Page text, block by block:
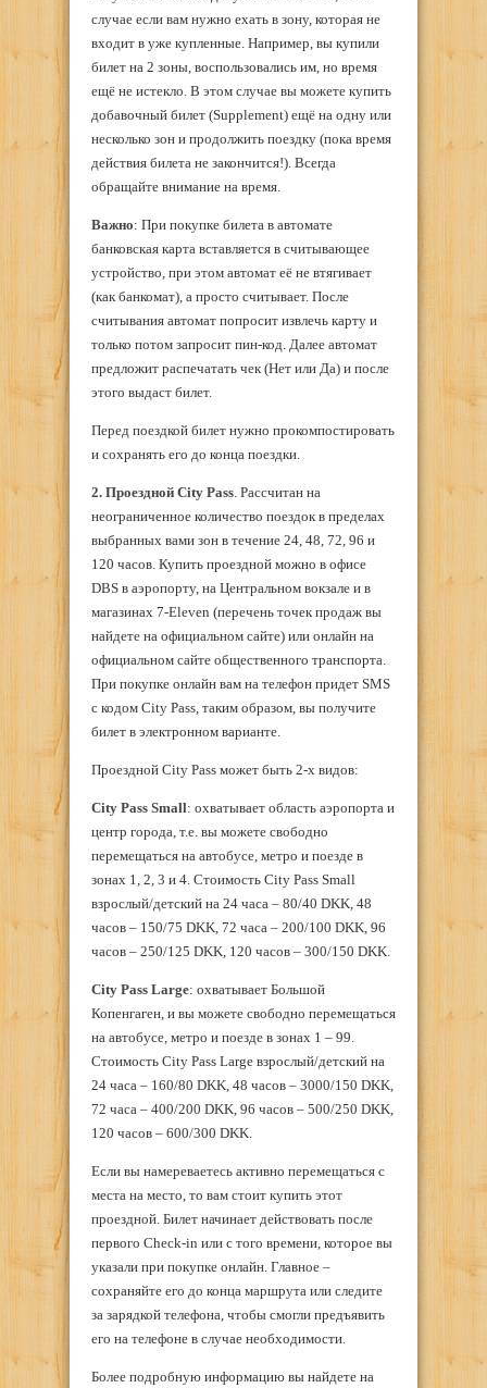
случае если вам нужно ехать в зону, которая не
входит в уже купленные. Например, вы купили
билет на 2 зоны, воспользовались им, но время
ещё не истекло. В этом случае вы можете купить
добавочный билет (Supplеment) ещё на одну или
несколько зон и продолжить поездку (пока время
действия билета не закончится!). Всегда
обращайте внимание на время.
Важно: При покупке билета в автомате
банковская карта вставляется в считывающее
устройство, при этом автомат её не втягивает
(как банкомат), а просто считывает. После
считывания автомат попросит извлечь карту и
только потом запросит пин-код. Далее автомат
предложит распечатать чек (Нет или Да) и после
этого выдаст билет.
Перед поездкой билет нужно прокомпостировать
и сохранять его до конца поездки.
2. Проездной City Pass . Рассчитан на
неограниченное количество поездок в пределах
выбранных вами зон в течение 24, 48, 72, 96 и
120 часов. Купить проездной можно в офисе
DBS в аэропорту, на Центральном вокзале и в
магазинах 7-Eleven (перечень точек продаж вы
найдете на официальном сайте) или онлайн на
официальном сайте общественного транспорта.
При покупке онлайн вам на телефон придет SMS
с кодом City Pass, таким образом, вы получите
билет в электронном варианте.
Проездной City Pass может быть 2-х видов:
City Pass Small: охватывает область аэропорта и
центр города, т.е. вы можете свободно
перемещаться на автобусе, метро и поезде в
зонах 1, 2, 3 и 4. Стоимость City Pass Small
взрослый/детский на 24 часа – 80/40 DKK, 48
часов – 150/75 DKK, 72 часа – 200/100 DKK, 96
часов – 250/125 DKK, 120 часов – 300/150 DKK.
City Pass Large: охватывает Большой
Копенгаген, и вы можете свободно перемещаться
на автобусе, метро и поезде в зонах 1 – 99.
Стоимость City Pass Large взрослый/детский на
24 часа – 160/80 DKK, 48 часов – 3000/150 DKK,
72 часа – 400/200 DKK, 96 часов – 500/250 DKK,
120 часов – 600/300 DKK.
Если вы намереваетесь активно перемещаться с
места на место, то вам стоит купить этот
проездной. Билет начинает действовать после
первого Check-in или с того времени, которое вы
указали при покупке онлайн. Главное –
сохраняйте его до конца маршрута или следите
за зарядкой телефона, чтобы смогли предъявить
его на телефоне в случае необходимости.
Более подробную информацию вы найдете на